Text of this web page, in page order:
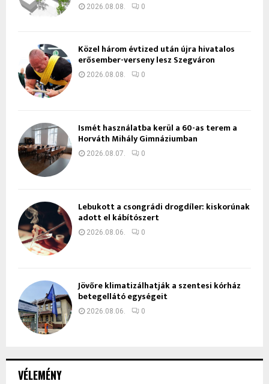
VÉLEMÉNY
2026.08.08. 0
Közel három évtized után újra hivatalos
erősember-verseny lesz Szegváron
2026.08.08. 0
Ismét használatba kerül a 60-as terem a
Horváth Mihály Gimnáziumban
2026.08.07. 0
Lebukott a csongrádi drogdíler: kiskorúnak
adott el kábítószert
2026.08.06. 0
Jövőre klimatizálhatják a szentesi kórház
betegellátó egységeit
2026.08.06. 0